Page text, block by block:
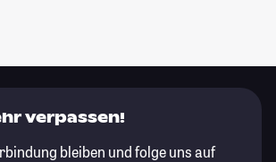
verpassen!
bleiben und folge uns auf